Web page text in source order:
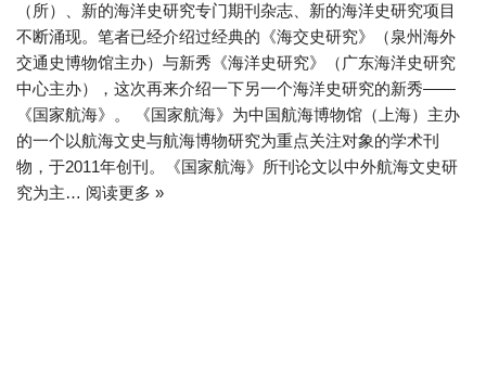
（所）、新的海洋史研究专门期刊杂志、新的海洋史研究项目
不断涌现。笔者已经介绍过经典的《海交史研究》（泉州海外
交通史博物馆主办）与新秀《海洋史研究》（广东海洋史研究
中心主办），这次再来介绍一下另一个海洋史研究的新秀——
《国家航海》。 《国家航海》为中国航海博物馆（上海）主办
的一个以航海文史与航海博物研究为重点关注对象的学术刊
物，于2011年创刊。《国家航海》所刊论文以中外航海文史研
究为主… 阅读更多 »